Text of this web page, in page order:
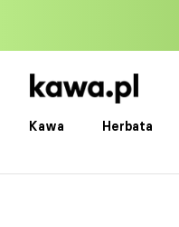
Przejdź
treści
Kawa Herbata